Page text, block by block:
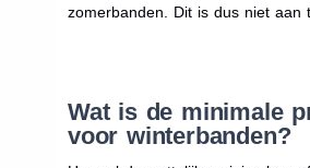
zomerbanden. Dit is dus niet aan
Wat is de minimale
voor winterbanden?